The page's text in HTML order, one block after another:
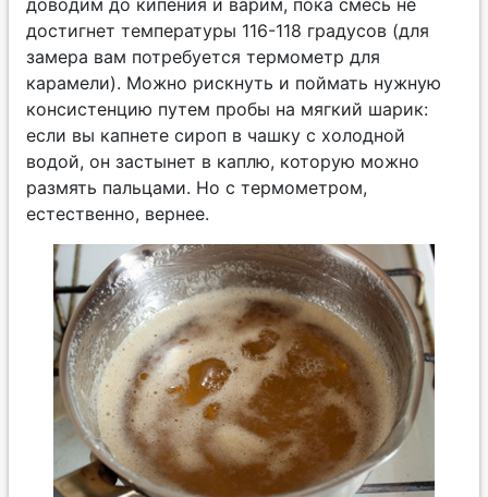
достигнет температуры 116-118 градусов (для
замера вам потребуется термометр для
карамели). Можно рискнуть и поймать нужную
консистенцию путем пробы на мягкий шарик:
если вы капнете сироп в чашку с холодной
водой, он застынет в каплю, которую можно
размять пальцами. Но с термометром,
естественно, вернее.